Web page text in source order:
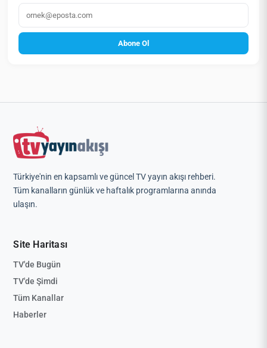
E‑posta
Abone Ol
Türkiye'nin en kapsamlı ve güncel TV yayın akışı rehberi.
Tüm kanalların günlük ve haftalık programlarına anında
ulaşın.
Site Haritası
TV'de Bugün
TV'de Şimdi
Tüm Kanallar
Haberler